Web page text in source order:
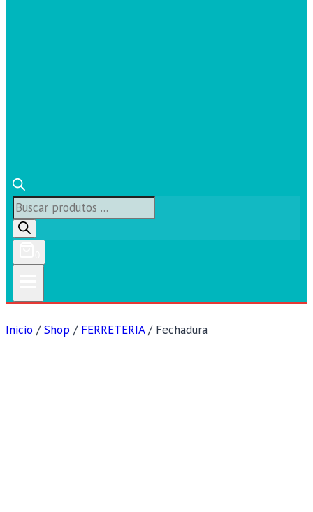
Búsqueda
de
productos
Inicio / Shop / FERRETERIA / Fechadura